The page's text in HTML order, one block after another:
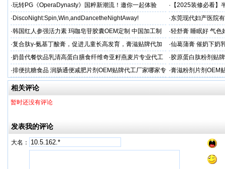
话冒险缤纷开启！
e》
·玩转PG《OperaDynasty》国粹新潮流！邀你一起体验 · 【2025装修必看
你省下3万冤枉钱！
· DiscoNight:Spin,Win,andDancetheNightAway! ·东莞现代妇产医院
·韩国红人参强活力素 玛咖皂苷胶囊OEM定制 中国加工制
造商
·轻舒膏 睡眠好 气色
·复合肽γ-氨基丁酸膏，促进儿童长高发育，膏滋贴牌代加
工厂家
·仙葛蒲膏 催奶下奶
家
·奶昔代餐饮品乳清高蛋白膳食纤维奇亚籽燕麦片专业代工
厂家
·胶原蛋白肽粉剂贴
·排便抗糖食品 润肠通便减肥片剂OEM贴牌代工厂家哪家专
业
·膏滋粉剂片剂OEM
相关评论
暂时还没有评论
发表我的评论
大名：